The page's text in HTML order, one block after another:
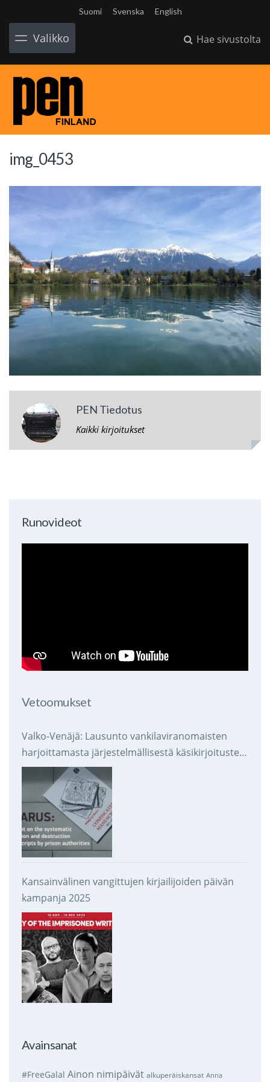
Suomi Svenska English
Valikko Hae sivustolta
img_0453
PEN Tiedotus
Kaikki kirjoitukset
Runovideot
Vetoomukset
Valko-Venäjä: Lausunto vankilaviranomaisten
harjoittamasta järjestelmällisestä käsikirjoitusten
takavarikoinnista ja tuhoamisesta
Kansainvälinen vangittujen kirjailijoiden päivän
kampanja 2025
Avainsanat
#FreeGalal Ainon nimipäivät alkuperäiskansat Anna